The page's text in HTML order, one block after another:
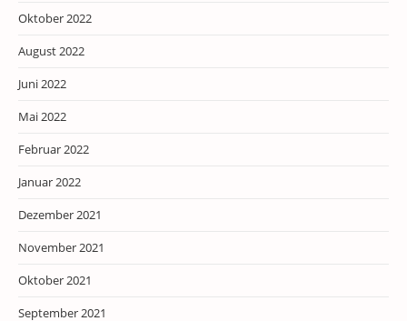
Oktober 2022
August 2022
Juni 2022
Mai 2022
Februar 2022
Januar 2022
Dezember 2021
November 2021
Oktober 2021
September 2021